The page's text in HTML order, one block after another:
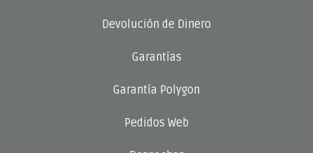
Devolución de Dinero
Garantías
Garantía Polygon
Pedidos Web